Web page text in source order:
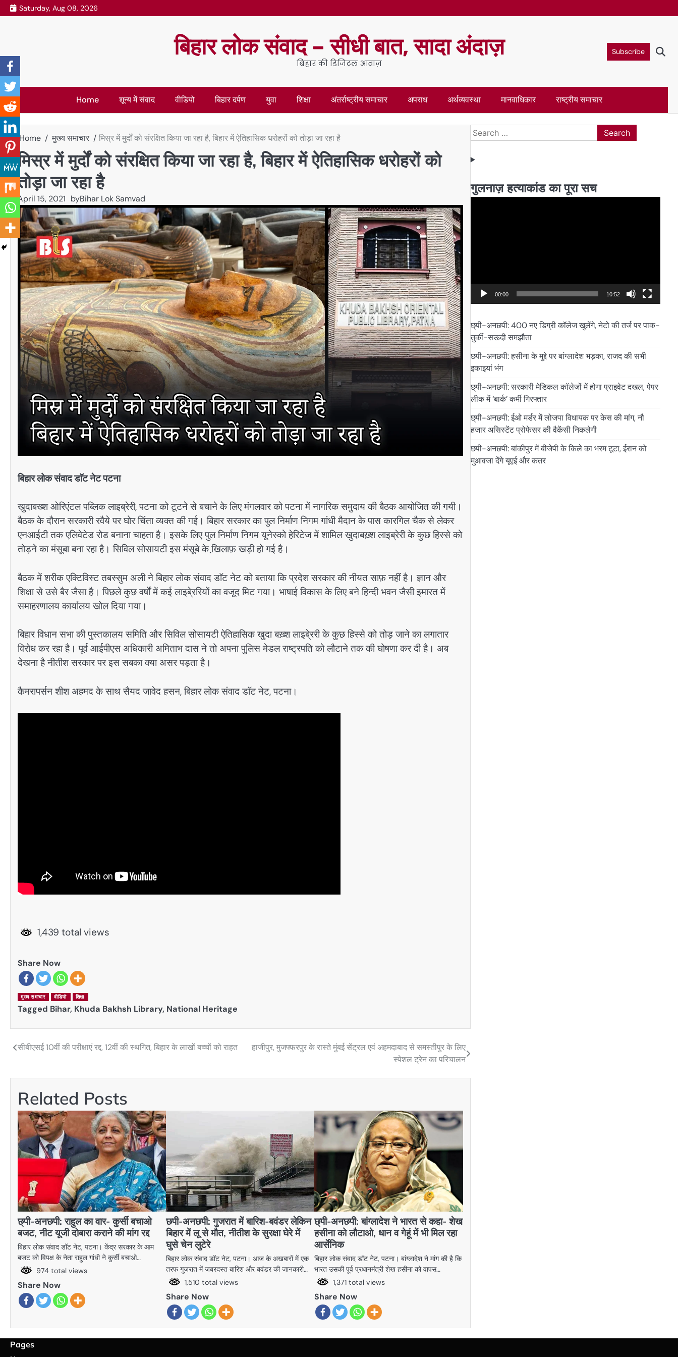
Skip
to
Saturday, Aug 08, 2026
बिहार लोक संवाद – सीधी बात, सादा अंदाज़
बिहार की डिजिटल आवाज़
Subscribe
Home शून्य में संवाद वीडियो बिहार दर्पण युवा शिक्षा अंतर्राष्ट्रीय समाचार अपराध अर्थव्यवस्था मानवाधिकार राष्ट्रीय समाचार
Home मुख्य समाचार मिस्र में मुर्दों को संरक्षित किया जा रहा है, बिहार में ऐतिहासिक धरोहरों को तोड़ा जा रहा है
मिस्र में मुर्दों को संरक्षित किया जा रहा है, बिहार में ऐतिहासिक धरोहरों को
तोड़ा जा रहा है
April 15, 2021 byBihar Lok Samvad
बिहार लोक संवाद डाॅट नेट पटना
खुदाबख्श ओरिएंटल पब्लिक लाइब्रेरी, पटना को टूटने से बचाने के लिए मंगलवार को पटना में नागरिक समुदाय की बैठक आयोजित की गयी।
बैठक के दौरान सरकारी रवैये पर घोर चिंता व्यक्त की गई। बिहार सरकार का पुल निर्माण निगम गांधी मैदान के पास कारगिल चैक से लेकर
एनआईटी तक एलिवेटेड रोड बनाना चाहता है। इसके लिए पुल निर्माण निगम यूनेस्को हेरिटेज में शामिल खुदाबख़्श लाइब्रेरी के कुछ हिस्से को
तोड़ने का मंसूबा बना रहा है। सिविल सोसायटी इस मंसूबे के खि़लाफ़ खड़ी हो गई है।
बैठक में शरीक एक्टिविस्ट तबस्सुम अली ने बिहार लोक संवाद डाॅट नेट को बताया कि प्रदेश सरकार की नीयत साफ़ नहीं है। ज्ञान और
शिक्षा से उसे बैर जैसा है। पिछले कुछ वर्षों में कई लाइबे्ररियों का वजूद मिट गया। भाषाई विकास के लिए बने हिन्दी भवन जैसी इमारत में
समाहरणालय कार्यालय खोल दिया गया।
बिहार विधान सभा की पुस्तकालय समिति और सिविल सोसायटी ऐतिहासिक खुदा बख़्श लाइबे्ररी के कुछ हिस्से को तोड़ जाने का लगातार
विरोध कर रहा है। पूर्व आईपीएस अधिकारी अमिताभ दास ने तो अपना पुलिस मेडल राष्ट्रपति को लौटाने तक की घोषणा कर दी है। अब
देखना है नीतीश सरकार पर इस सबका क्या असर पड़ता है।
कैमरापर्सन शीश अहमद के साथ सैयद जावेद हसन, बिहार लोक संवाद डाॅट नेट, पटना।
1,439 total views
Share Now
मुख्य समाचार वीडियो शिक्षा
Tagged Bihar, Khuda Bakhsh Library, National Heritage
Post
सीबीएसई 10वीं की परीक्षाएं रद्द, 12वीं की स्थगित, बिहार के लाखों बच्चों को राहत
हाजीपुर, मुजफ्फरपुर के रास्ते मुंबई सेंट्रल एवं अहमदाबाद से समस्तीपुर के लिए
स्पेशल ट्रेन का परिचालन
Related Posts
छ्पी-अनछपी: राहुल का वार- कुर्सी बचाओ
बजट, नीट यूजी दोबारा कराने की मांग रद्द
बिहार लोक संवाद डॉट नेट, पटना। केंद्र सरकार के आम
बजट को विपक्ष के नेता राहुल गांधी ने कुर्सी बचाओ…
974 total views
Share Now
छपी-अनछपी: गुजरात में बारिश-बवंडर लेकिन
बिहार में लू से मौत, नीतीश के सुरक्षा घेरे में
घुसे चेन लुटेरे
बिहार लोक संवाद डॉट नेट, पटना। आज के अखबारों में एक
तरफ गुजरात में जबरदस्त बारिश और बवंडर की जानकारी…
1,510 total views
Share Now
छ्पी-अनछपी: बांग्लादेश ने भारत से कहा- शेख
हसीना को लौटाओ, धान व गेहूं में भी मिल रहा
आर्सेनिक
बिहार लोक संवाद डॉट नेट, पटना। बांग्लादेश ने मांग की है कि
भारत उसकी पूर्व प्रधानमंत्री शेख हसीना को वापस…
1,371 total views
Share Now
Search
for:
गुलनाज़ हत्याकांड का पूरा सच
00:00 10:52
छ्पी-अनछपी: 400 नए डिग्री कॉलेज खुलेंगे, नेटो की तर्ज पर पाक-
तुर्की-सऊदी समझौता
छपी-अनछपी: हसीना के मुद्दे पर बांग्लादेश भड़का, राजद की सभी
इकाइयां भंग
छ्पी-अनछपी: सरकारी मेडिकल कॉलेजों में होगा प्राइवेट दखल, पेपर
लीक में ‘बार्क’ कर्मी गिरफ्तार
छ्पी-अनछपी: ईओ मर्डर में लोजपा विधायक पर केस की मांग, नौ
हजार असिस्टेंट प्रोफेसर की वैकेंसी निकलेगी
छपी-अनछपी: बांकीपुर में बीजेपी के किले का भरम टूटा, ईरान को
मुआवजा देंगे यूएई और कतर
Pages